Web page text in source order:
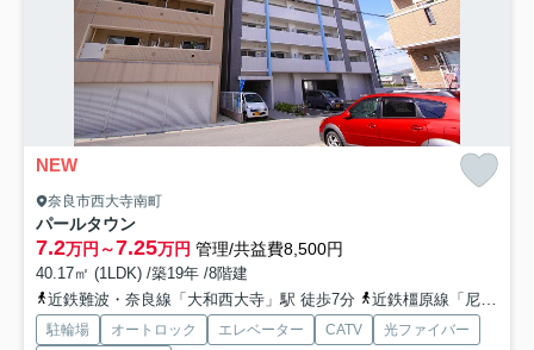
NEW
奈良市西大寺南町
パールタウン
7.2万円～7.25万円 管理/共益費8,500円
40.17㎡ (1LDK) /築19年 /8階建
近鉄難波・奈良線「大和西大寺」駅 徒歩7分
近鉄橿原線「尼ヶ辻」駅 徒歩18分
駐輪場 オートロック エレベーター CATV
光ファイバー